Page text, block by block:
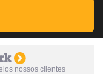
nossos clientes